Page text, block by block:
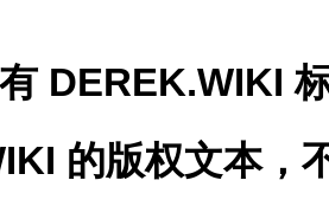
DEREK.WIKI
的版权文本，